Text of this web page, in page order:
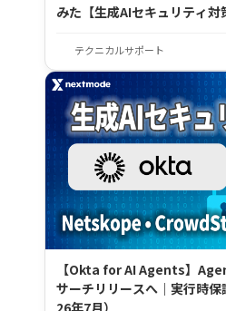
みた【生成AIセキュリティ対
テクニカルサポート
【Okta for AI Agents】
サーチリリースへ｜実行時
26年7月）